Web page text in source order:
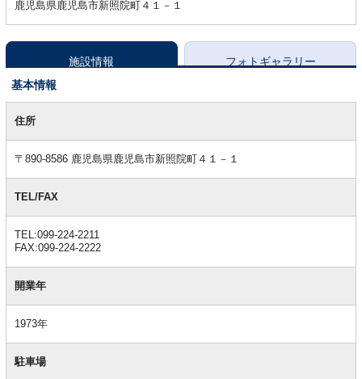
鹿児島県鹿児島市新照院町４１－１
施設情報
フォトギャラリー
基本情報
本住所
〒890-8586 鹿児島県鹿児島市新照院町４１－１
TEL/FAX
TEL:099-224-2211
FAX:099-224-2222
開業年
1973年
駐車場